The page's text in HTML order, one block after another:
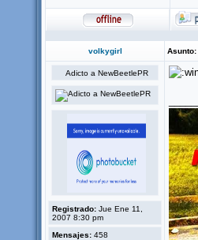
volkygirl Asunto:
Adicto a NewBeetlePR
Registrado: Jue Ene 11,
2007 8:30 pm
Mensajes: 458